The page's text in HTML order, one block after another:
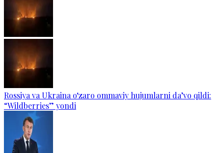
Rossiya va Ukraina o‘zaro ommaviy hujumlarni da’vo qildi:
“Wildberries” yondi